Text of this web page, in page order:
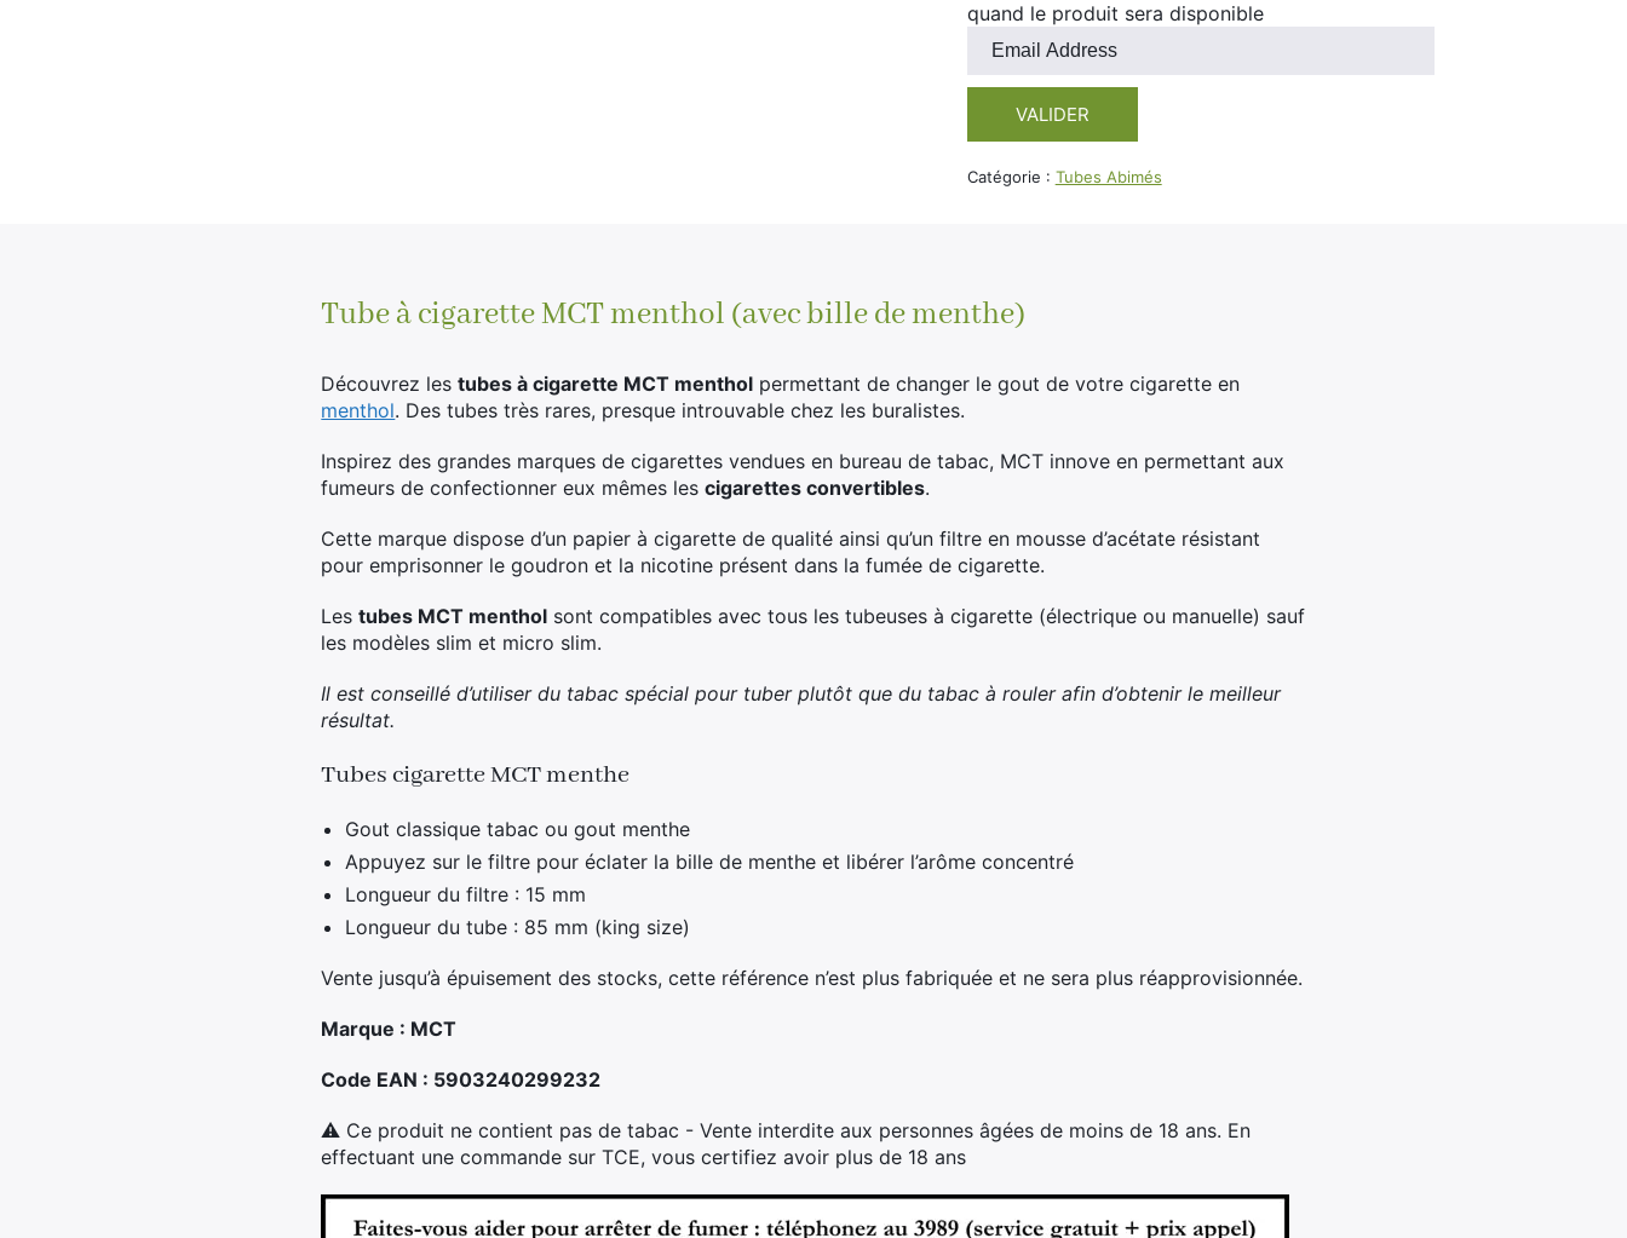
quand le produit sera disponible
Entrez
adresse
mail
pour
pour
VALIDER
Catégorie : Tubes Abimés
Tube à cigarette MCT menthol (avec bille de menthe)
Découvrez lestubes à cigarette MCT menthol permettant de changer le gout de votre cigarette en
menthol. Des tubes très rares, presque introuvable chez les buralistes.
Inspirez des grandes marques de cigarettes vendues en bureau de tabac, MCT innove en permettant aux
fumeurs de confectionner eux mêmes lescigarettes convertibles.
Cette marque dispose d’un papier à cigarette de qualité ainsi qu’un filtre en mousse d’acétate résistant
pour emprisonner le goudron et la nicotine présent dans la fumée de cigarette.
Lestubes MCT menthol sont compatibles avec tous les tubeuses à cigarette (électrique ou manuelle) sauf
les modèles slim et micro slim.
Il est conseillé d’utiliser du tabac spécial pour tuber plutôt que du tabac à rouler afin d’obtenir le meilleur
résultat.
Tubes cigarette MCT menthe
Gout classique tabac ou gout menthe
Appuyez sur le filtre pour éclater la bille de menthe et libérer l’arôme concentré
Longueur du filtre : 15 mm
Longueur du tube : 85 mm (king size)
Vente jusqu’à épuisement des stocks, cette référence n’est plus fabriquée et ne sera plus réapprovisionnée.
Marque : MCT
Code EAN : 5903240299232
⚠ Ce produit ne contient pas de tabac - Vente interdite aux personnes âgées de moins de 18 ans. En
effectuant une commande sur TCE, vous certifiez avoir plus de 18 ans